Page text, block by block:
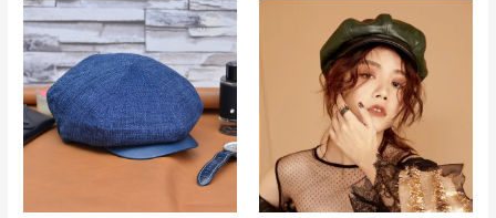
擇
選
項
選
項
此
產
品
有
多
種
產
品
有
多
種
款
式。